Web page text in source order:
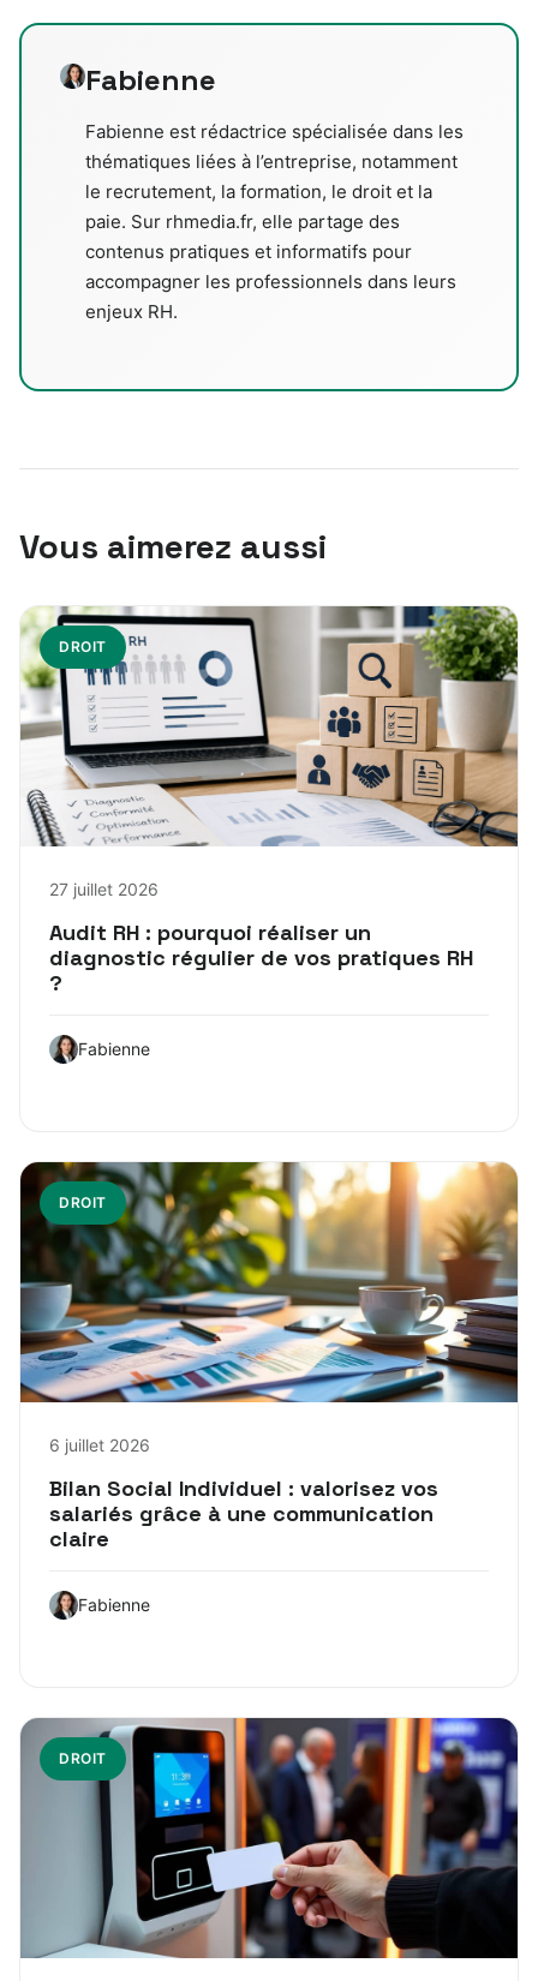
Fabienne
Fabienne est rédactrice spécialisée dans les
thématiques liées à l’entreprise, notamment
le recrutement, la formation, le droit et la
paie. Sur rhmedia.fr, elle partage des
contenus pratiques et informatifs pour
accompagner les professionnels dans leurs
enjeux RH.
Vous aimerez aussi
DROIT
27 juillet 2026
Audit RH : pourquoi réaliser un
diagnostic régulier de vos pratiques RH
?
Fabienne
DROIT
6 juillet 2026
Bilan Social Individuel : valorisez vos
salariés grâce à une communication
claire
Fabienne
DROIT